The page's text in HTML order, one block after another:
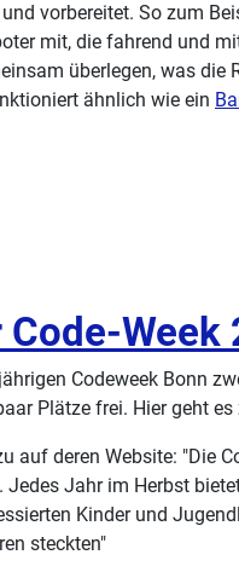
vorbereitet. So zum
mit, die fahrend und
überlegen, was
ähnlich wie ein
Week
Codeweek Bonn
Plätze frei. Hier geht es
auf deren Website: "Die
Jahr im Herbst
Kinder und
steckten"